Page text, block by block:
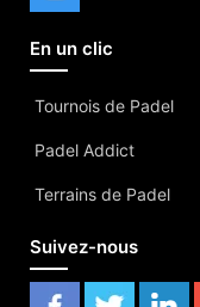
En un clic
Tournois de Padel
Padel Addict
Terrains de Padel
Suivez-nous